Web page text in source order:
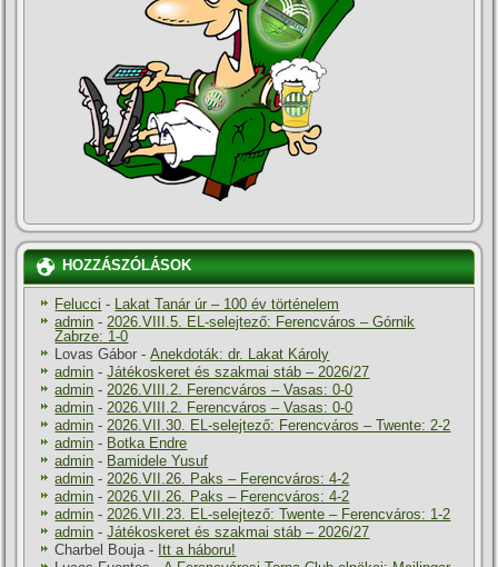
HOZZÁSZÓLÁSOK
Felucci - Lakat Tanár úr – 100 év történelem
admin -2026.VIII.5. EL-selejtező: Ferencváros – Górnik
Zabrze: 1-0
Lovas Gábor -Anekdoták: dr. Lakat Károly
admin -Játékoskeret és szakmai stáb – 2026/27
admin -2026.VIII.2. Ferencváros – Vasas: 0-0
admin -2026.VIII.2. Ferencváros – Vasas: 0-0
admin -2026.VII.30. EL-selejtező: Ferencváros – Twente: 2-2
admin - Botka Endre
admin - Bamidele Yusuf
admin -2026.VII.26. Paks – Ferencváros: 4-2
admin -2026.VII.26. Paks – Ferencváros: 4-2
admin -2026.VII.23. EL-selejtező: Twente – Ferencváros: 1-2
admin -Játékoskeret és szakmai stáb – 2026/27
Charbel Bouja- Itt a háboru!